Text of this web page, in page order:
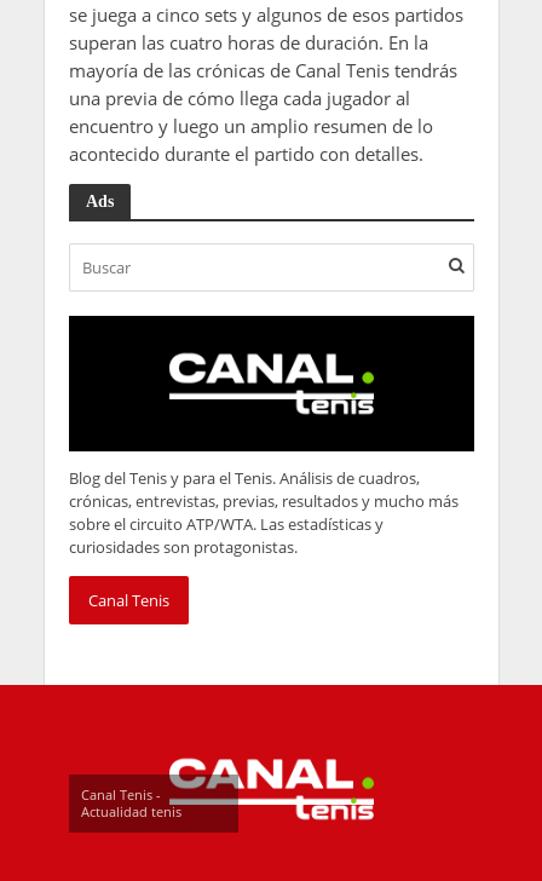
se juega a cinco sets y algunos de esos partidos
superan las cuatro horas de duración. En la
mayoría de las crónicas de Canal Tenis tendrás
una previa de cómo llega cada jugador al
encuentro y luego un amplio resumen de lo
acontecido durante el partido con detalles.
Ads
Blog del Tenis y para el Tenis. Análisis de cuadros,
crónicas, entrevistas, previas, resultados y mucho más
sobre el circuito ATP/WTA. Las estadísticas y
curiosidades son protagonistas.
Canal Tenis
Canal Tenis -
Actualidad tenis